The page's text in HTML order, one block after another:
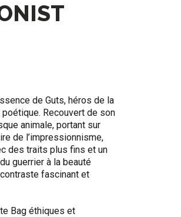
de Guts, héros de la
Recouvert de son
animale, portant sur
de l’impressionnisme,
des traits plus fins et un
guerrier à la beauté
fascinant et
Bag éthiques et